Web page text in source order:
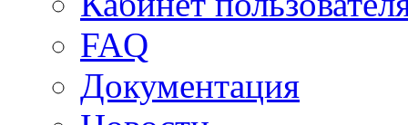
FAQ
Документация